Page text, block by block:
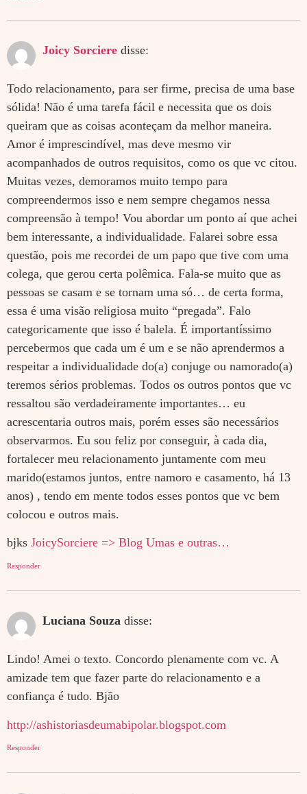
Joicy Sorciere disse:
Todo relacionamento, para ser firme, precisa de uma base
sólida! Não é uma tarefa fácil e necessita que os dois
queiram que as coisas aconteçam da melhor maneira.
Amor é imprescindível, mas deve mesmo vir
acompanhados de outros requisitos, como os que vc citou.
Muitas vezes, demoramos muito tempo para
compreendermos isso e nem sempre chegamos nessa
compreensão à tempo! Vou abordar um ponto aí que achei
bem interessante, a individualidade. Falarei sobre essa
questão, pois me recordei de um papo que tive com uma
colega, que gerou certa polêmica. Fala-se muito que as
pessoas se casam e se tornam uma só… de certa forma,
essa é uma visão religiosa muito “pregada”. Falo
categoricamente que isso é balela. É importantíssimo
percebermos que cada um é um e se não aprendermos a
respeitar a individualidade do(a) conjuge ou namorado(a)
teremos sérios problemas. Todos os outros pontos que vc
ressaltou são verdadeiramente importantes… eu
acrescentaria outros mais, porém esses são necessários
observarmos. Eu sou feliz por conseguir, à cada dia,
fortalecer meu relacionamento juntamente com meu
marido(estamos juntos, entre namoro e casamento, há 13
anos) , tendo em mente todos esses pontos que vc bem
colocou e outros mais.
bjks JoicySorciere => Blog Umas e outras…
Responder
Luciana Souza disse:
Lindo! Amei o texto. Concordo plenamente com vc. A
amizade tem que fazer parte do relacionamento e a
confiança é tudo. Bjão
http://ashistoriasdeumabipolar.blogspot.com
Responder